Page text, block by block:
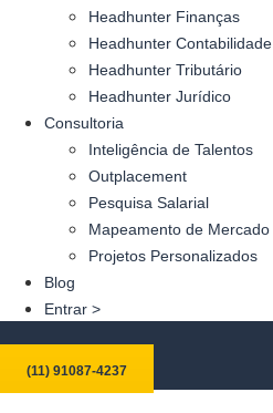
Headhunter Finanças
Headhunter Contabilidade
Headhunter Tributário
Headhunter Jurídico
Consultoria
Inteligência de Talentos
Outplacement
Pesquisa Salarial
Mapeamento de Mercado
Projetos Personalizados
Blog
Entrar >
(11) 91087-4237